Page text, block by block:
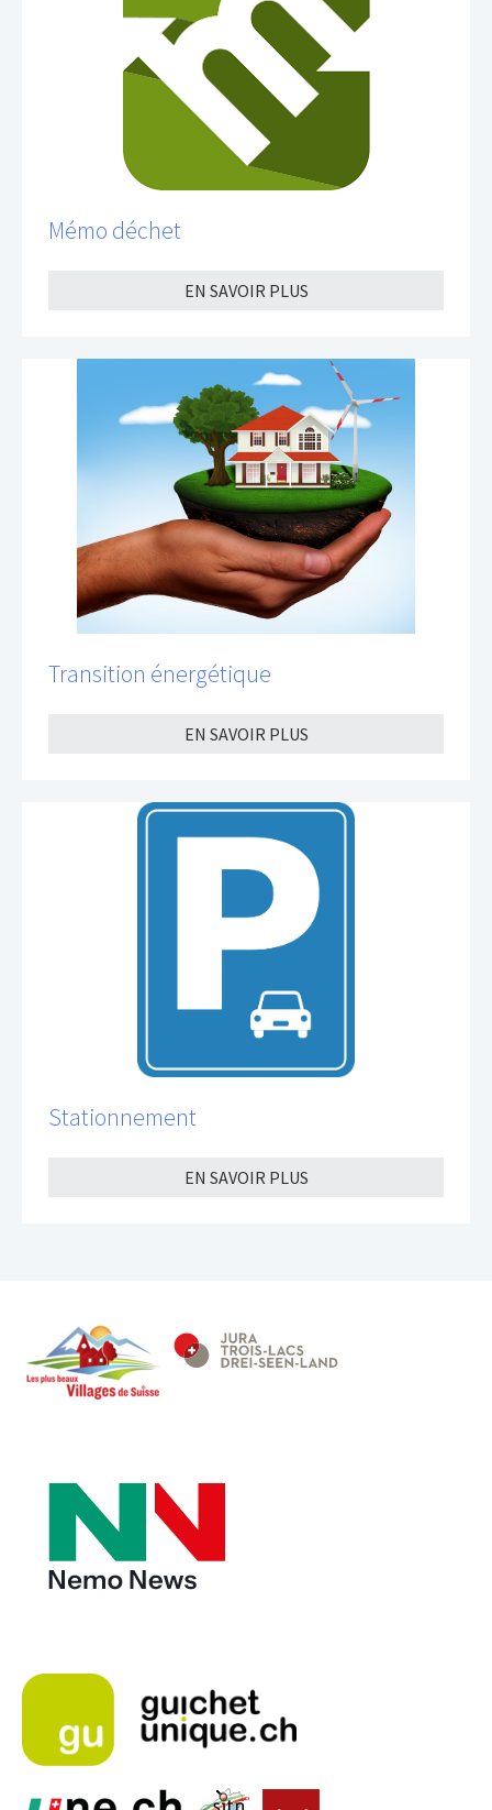
Mémo déchet
EN SAVOIR PLUS
Transition énergétique
EN SAVOIR PLUS
Stationnement
EN SAVOIR PLUS